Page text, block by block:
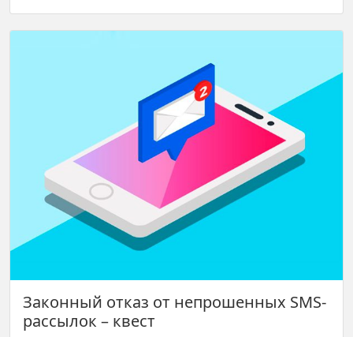
Законный отказ от непрошенных SMS-
рассылок – квест